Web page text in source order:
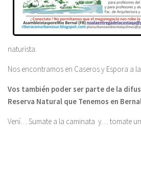
naturista.
Nos encontramos en Caseros y Espora a
Vos también poder ser parte de la
Reserva Natural que Tenemos en
Vení… Sumate a la caminata y… tomate